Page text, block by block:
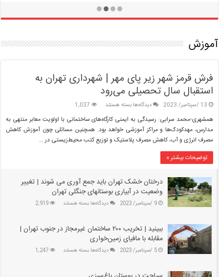
آموزش
فرش قرمز شهر زیر پای مهر | شهرداری تهران به
استقبال سال تحصیلی می‌رود
13 /سپتامبر/ 2023 دیدگاه‌هابرای
قرمز
شهر
زیر
شهرداری
تهران
به
استقبال
تحصیلی
می‌رود
بسته هستند 1,037
همشهری-محمد سرابی: رسیدگی به ایمنی کارگاه‌های ساختمانی با اولویت معابر منتهی به
مدارس، مهدکودک‌ها و مراکز آموزشی خواهد بود. همچنین مسائلی چون آموزش کاهش
مصرف انرژی و آب، کاهش مصرف پلاستیک و توزیع کتب محیط‌زیستی در …
توضیحات بیشتر »
درختان خشک تهران باید جمع آوری می‌ شوند | تغییر
وضعیت در آبیاری بوستانهای جنگلی تهران
9 /سپتامبر/ 2023 دیدگاه‌هابرای
تهران
آوری
بسته هستند 2,919
ببینید | تخریب ۲۰۰ ساختمان غیرمجاز در جنوب تهران |
مقابله با مافیای زمین‌خواری
5 /سپتامبر/ 2023 دیدگاه‌هابرای
بسته هستند 1,247